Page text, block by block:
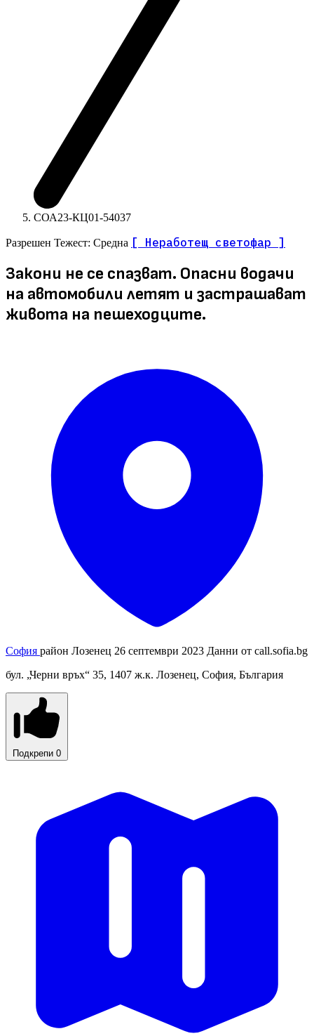
СОА23-КЦ01-54037
Разрешен Тежест: Средна [ Неработещ светофар ]
Закони не се спазват. Опасни водачи
на автомобили летят и застрашават
живота на пешеходците.
София район Лозенец 26 септември 2023 Данни от call.sofia.bg
бул. „Черни връх“ 35, 1407 ж.к. Лозенец, София, България
Подкрепи 0